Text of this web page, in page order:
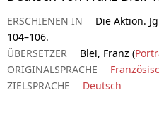
ERSCHIENEN IN
Die Aktion.
104–106.
ÜBERSETZER
Blei, Franz (
ORIGINALSPRACHE
ZIELSPRACHE
Deutsch